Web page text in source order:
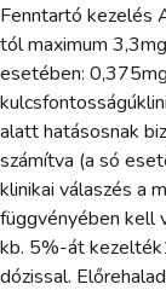
Fenntartó kezelés
tól maximum
esetében:
alatt hatásosnak
számítva (a só
klinikai válaszés a
függvényében kell
kb. 5%-át
dózissal.